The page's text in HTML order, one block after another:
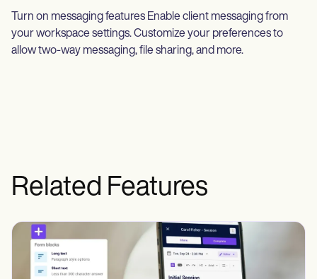
Turn on messaging features Enable client messaging from
your workspace settings. Customize your preferences to
allow two-way messaging, file sharing, and more.
Related Features